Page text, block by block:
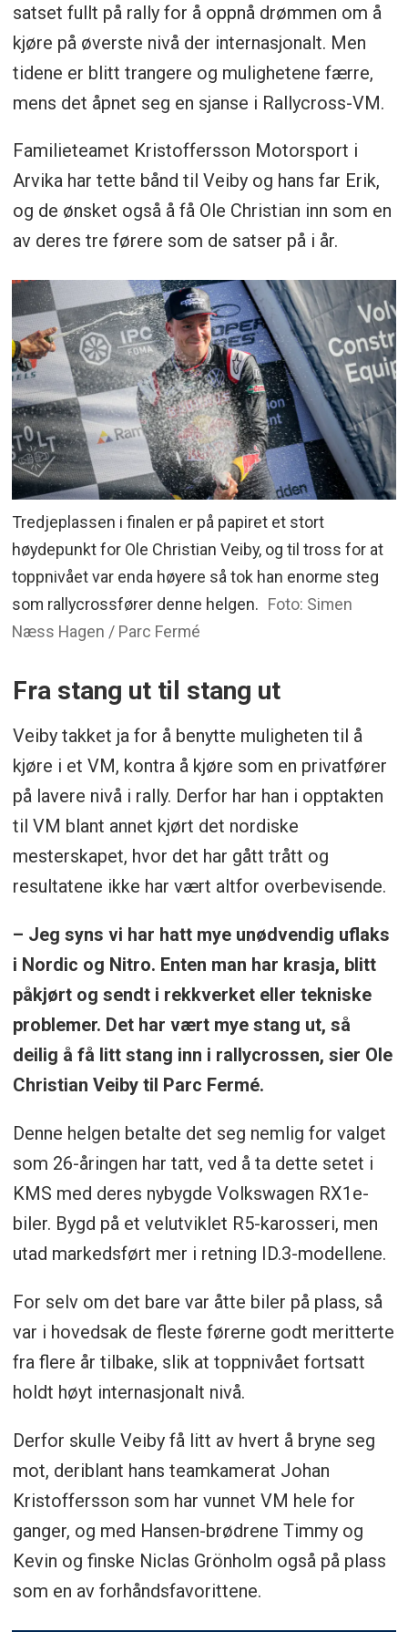
satset fullt på rally for å oppnå drømmen om å
kjøre på øverste nivå der internasjonalt. Men
tidene er blitt trangere og mulighetene færre,
mens det åpnet seg en sjanse i Rallycross-VM.
Familieteamet Kristoffersson Motorsport i
Arvika har tette bånd til Veiby og hans far Erik,
og de ønsket også å få Ole Christian inn som en
av deres tre førere som de satser på i år.
Tredjeplassen i finalen er på papiret et stort
høydepunkt for Ole Christian Veiby, og til tross for at
toppnivået var enda høyere så tok han enorme steg
som rallycrossfører denne helgen. Foto: Simen
Næss Hagen / Parc Fermé
Fra stang ut til stang ut
Veiby takket ja for å benytte muligheten til å
kjøre i et VM, kontra å kjøre som en privatfører
på lavere nivå i rally. Derfor har han i opptakten
til VM blant annet kjørt det nordiske
mesterskapet, hvor det har gått trått og
resultatene ikke har vært altfor overbevisende.
– Jeg syns vi har hatt mye unødvendig uflaks
i Nordic og Nitro. Enten man har krasja, blitt
påkjørt og sendt i rekkverket eller tekniske
problemer. Det har vært mye stang ut, så
deilig å få litt stang inn i rallycrossen, sier Ole
Christian Veiby til Parc Fermé.
Denne helgen betalte det seg nemlig for valget
som 26-åringen har tatt, ved å ta dette setet i
KMS med deres nybygde Volkswagen RX1e-
biler. Bygd på et velutviklet R5-karosseri, men
utad markedsført mer i retning ID.3-modellene.
For selv om det bare var åtte biler på plass, så
var i hovedsak de fleste førerne godt meritterte
fra flere år tilbake, slik at toppnivået fortsatt
holdt høyt internasjonalt nivå.
Derfor skulle Veiby få litt av hvert å bryne seg
mot, deriblant hans teamkamerat Johan
Kristoffersson som har vunnet VM hele for
ganger, og med Hansen-brødrene Timmy og
Kevin og finske Niclas Grönholm også på plass
som en av forhåndsfavorittene.